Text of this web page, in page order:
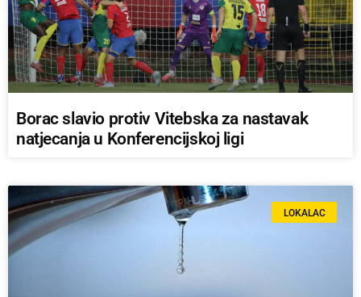
Borac slavio protiv Vitebska za nastavak
natjecanja u Konferencijskoj ligi
LOKALAC